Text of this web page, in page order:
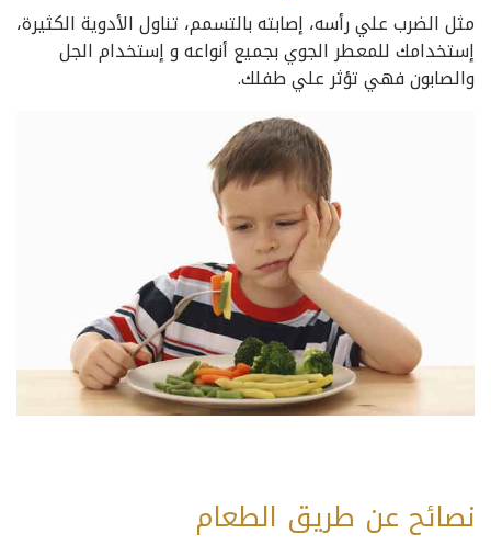
مثل الضرب علي رأسه، إصابته بالتسمم، تناول الأدوية الكثيرة،
إستخدامك للمعطر الجوي بجميع أنواعه و إستخدام الجل
والصابون فهي تؤثر علي طفلك.
نصائح عن طريق الطعام